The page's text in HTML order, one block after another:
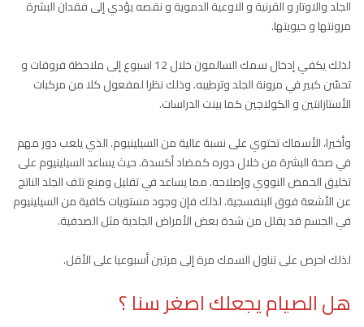
الجلد والاوتار و القرنية و الاوعية الدموية و نقصه يؤدي إلى فقدان البشرة
مرونتها و حيويتها.
لذلك يكفي إدخال سمك السالمون خلال 12 اسبوع إلى ملاحظة فروقات و
تحسّن كبير في مرونة الجلد وترطيبه. وذلك نظرا لمفعول كلا من مركبات
الأستازانتين و الكولاجين كما بينت الدراسات.
وأخيرا، الأسماك تحتوي على نسبة عالية من السيلينيوم. الذي يلعب دور مهم
في صحة البشرة من خلال دوره كمضاد أكسدة. حيث يساعد السيلينيوم على
تخليق الحمض النووي وإصلاحه. مما يساعد في تقليل ومنع تلف الجلد الناتج
عن الأشعة فوق البنفسجية. لذلك فإن وجود مستويات كافية من السيلينيوم
في الجسم قد يقلل من شدة بعض الأمراض الجلدية مثل الصدفية.
لذلك احرص على تناول السمك مرة إلى مرتين أسبوعيا على الأقل.
هل الصيام يجعلك اصغر سنا ؟